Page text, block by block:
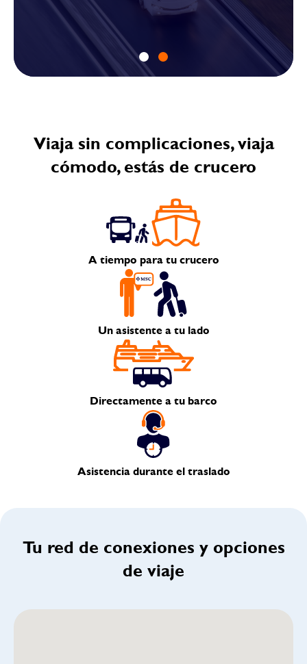
Viaja sin complicaciones, viaja
cómodo, estás de crucero
A tiempo para tu crucero
Un asistente a tu lado
Directamente a tu barco
Asistencia durante el traslado
Tu red de conexiones y opciones
de viaje